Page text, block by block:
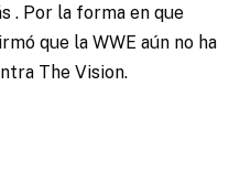
. Por la forma en que
que la WWE aún no ha
The Vision.